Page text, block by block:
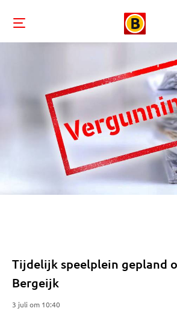
Tijdelijk speelplein gepland
Bergeijk
3 juli om 10:40